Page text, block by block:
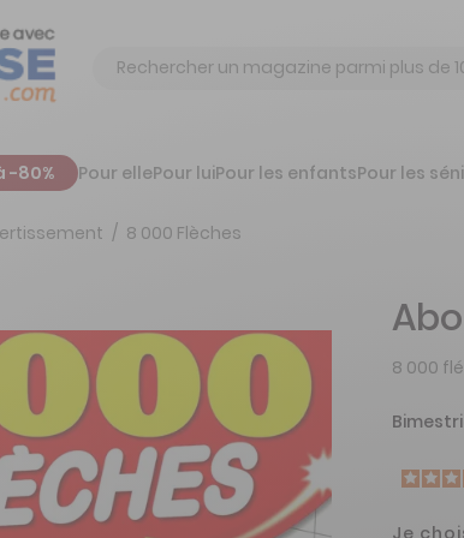
Chercher
-80% Pour ellePour luiPour les enfantsPour les
8 000 Flèches
8 000
Je